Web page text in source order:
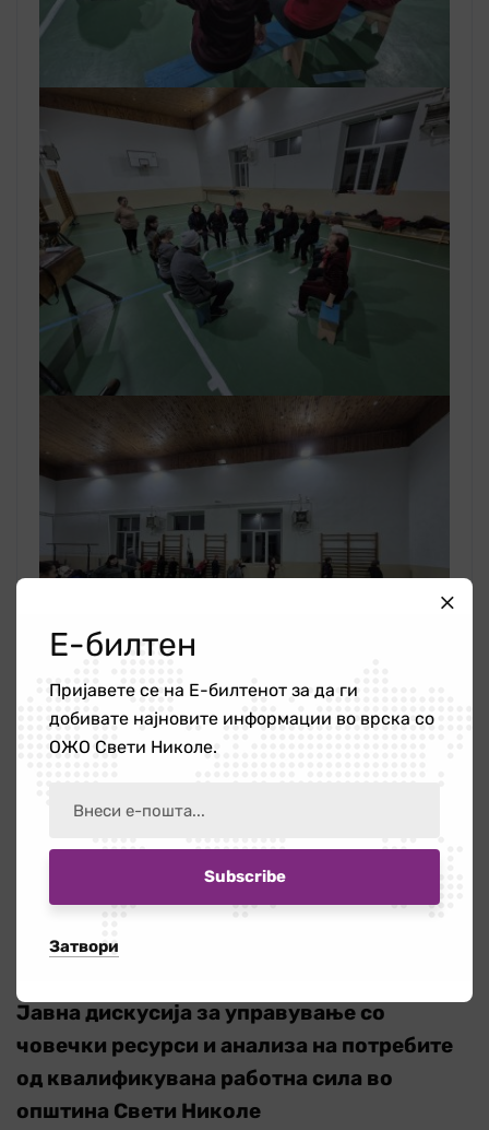
Jавна дискусија за управување со
човечки ресурси и анализа на потребите
од квалификувана работна сила во
општина Свети Николе
Е-билтен
Пријавете се на Е-билтенот за да ги
добивате најновите информации во врска со
ОЖО Свети Николе.
Затвори